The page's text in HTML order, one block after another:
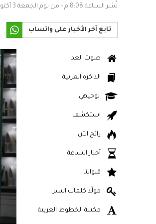
نُشر الساعة 8:08 م - من يوم الجمعة 3 أكتوبر / تشرين الأول 2025
تابع آخر الأخبار على واتساب
صوت الغد
الذاكرة العربية
توجيهي
استكشف
رائج الآن
أخبار الساعة
قنواتنا
مولّد كلمات السر
مكتبة الخطوط العربية